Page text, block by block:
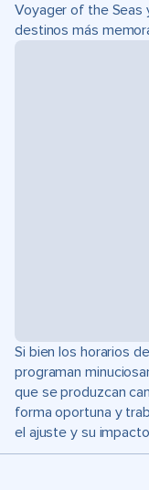
Voyager of the Seas
destinos más
Si bien los horarios
programan
que se produzcan
forma oportuna y
el ajuste y su